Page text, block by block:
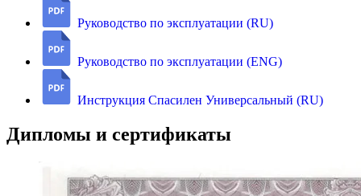
Руководство по эксплуатации (RU)
Руководство по эксплуатации (ENG)
Инструкция Спасилен Универсальный (RU)
Дипломы и сертификаты